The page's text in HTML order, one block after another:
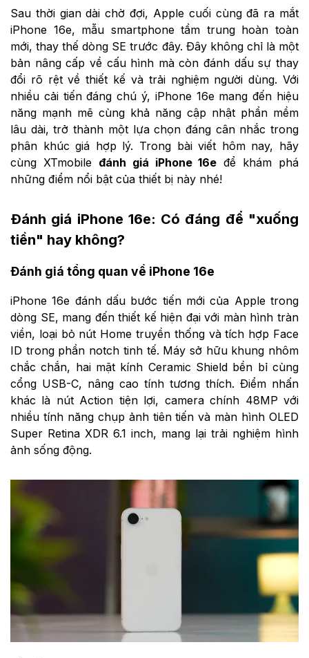
Sau thời gian dài chờ đợi, Apple cuối cùng đã ra mắt
iPhone 16e, mẫu smartphone tầm trung hoàn toàn
mới, thay thế dòng SE trước đây. Đây không chỉ là một
bản nâng cấp về cấu hình mà còn đánh dấu sự thay
đổi rõ rệt về thiết kế và trải nghiệm người dùng. Với
nhiều cải tiến đáng chú ý, iPhone 16e mang đến hiệu
năng mạnh mẽ cùng khả năng cập nhật phần mềm
lâu dài, trở thành một lựa chọn đáng cân nhắc trong
phân khúc giá hợp lý. Trong bài viết hôm nay, hãy
cùng XTmobile đánh giá iPhone 16e để khám phá
những điểm nổi bật của thiết bị này nhé!
Đánh giá iPhone 16e: Có đáng để "xuống
tiền" hay không?
Đánh giá tổng quan về iPhone 16e
iPhone 16e đánh dấu bước tiến mới của Apple trong
dòng SE, mang đến thiết kế hiện đại với màn hình tràn
viền, loại bỏ nút Home truyền thống và tích hợp Face
ID trong phần notch tinh tế. Máy sở hữu khung nhôm
chắc chắn, hai mặt kính Ceramic Shield bền bỉ cùng
cổng USB-C, nâng cao tính tương thích. Điểm nhấn
khác là nút Action tiện lợi, camera chính 48MP với
nhiều tính năng chụp ảnh tiên tiến và màn hình OLED
Super Retina XDR 6.1 inch, mang lại trải nghiệm hình
ảnh sống động.